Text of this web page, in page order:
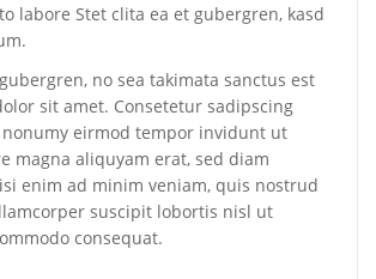
labore Stet clita ea et gubergren, kasd
no sea takimata sanctus est
sit amet. Consetetur sadipscing
eirmod tempor invidunt ut
magna aliquyam erat, sed diam
enim ad minim veniam, quis nostrud
suscipit lobortis nisl ut
consequat.